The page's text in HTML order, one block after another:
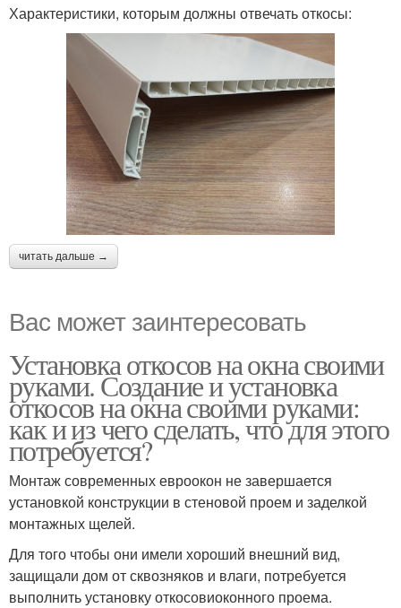
Характеристики, которым должны отвечать откосы:
читать дальше →
Вас может заинтересовать
Установка откосов на окна своими
руками. Создание и установка
откосов на окна своими руками:
как и из чего сделать, что для этого
потребуется?
Монтаж современных евроокон не завершается
установкой конструкции в стеновой проем и заделкой
монтажных щелей.
Для того чтобы они имели хороший внешний вид,
защищали дом от сквозняков и влаги, потребуется
выполнить установку откосовиоконного проема.